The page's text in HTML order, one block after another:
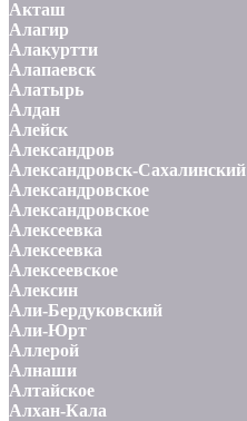
Акташ
Алагир
Алакуртти
Алапаевск
Алатырь
Алдан
Алейск
Александров
Александровск-Сахалинский
Александровское
Александровское
Алексеевка
Алексеевка
Алексеевское
Алексин
Али-Бердуковский
Али-Юрт
Аллерой
Алнаши
Алтайское
Алхан-Кала